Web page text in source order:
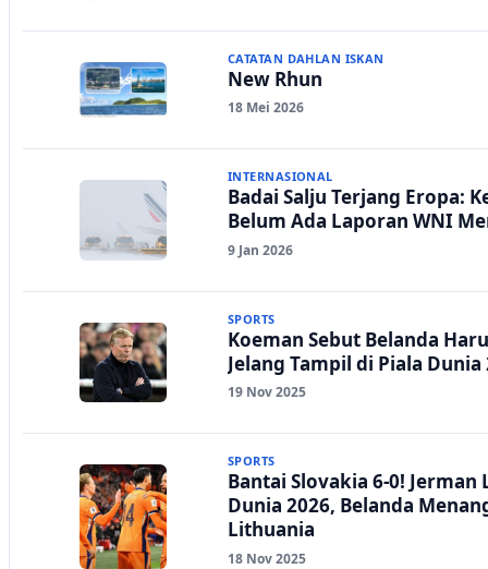
CATATAN DAHLAN ISKAN
New Rhun
18 Mei 2026
INTERNASIONAL
Badai Salju Terjang Eropa:
Belum Ada Laporan WNI
9 Jan 2026
SPORTS
Koeman Sebut Belanda
Jelang Tampil di Piala Dunia
19 Nov 2025
SPORTS
Bantai Slovakia 6-0! Jerman
Dunia 2026, Belanda
Lithuania
18 Nov 2025